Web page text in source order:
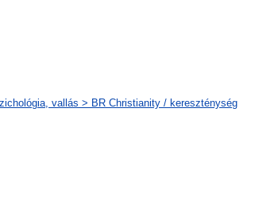
vallás > BR Christianity / kereszténység